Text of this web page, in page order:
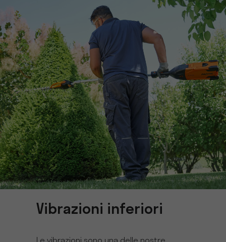
Vibrazioni inferiori